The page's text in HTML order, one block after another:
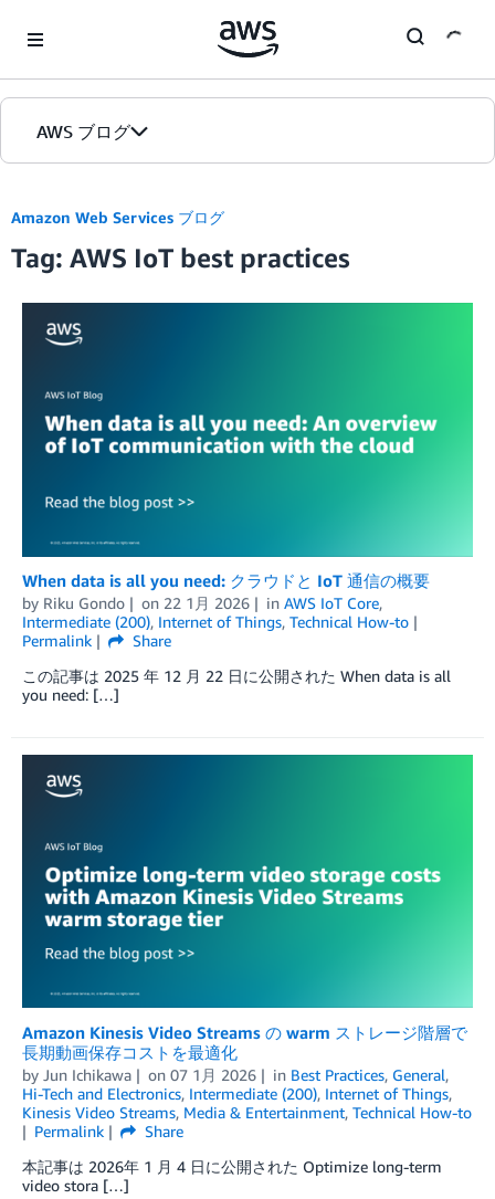
AWS ブログ
カテゴリ
エディション
Amazon Web Services ブログ
Tag: AWS IoT best practices
When data is all you need: クラウドと IoT 通信の概要
by Riku Gondo on 22 1月 2026 in AWS IoT Core,
Intermediate (200), Internet of Things, Technical How-to
Permalink
Share
この記事は 2025 年 12 月 22 日に公開された When data is all
you need: […]
Amazon Kinesis Video Streams の warm ストレージ階層で
長期動画保存コストを最適化
by Jun Ichikawa on 07 1月 2026 in Best Practices, General,
Hi-Tech and Electronics, Intermediate (200), Internet of Things,
Kinesis Video Streams, Media & Entertainment, Technical How-to
Permalink
Share
本記事は 2026年 1 月 4 日に公開された Optimize long-term
video stora […]